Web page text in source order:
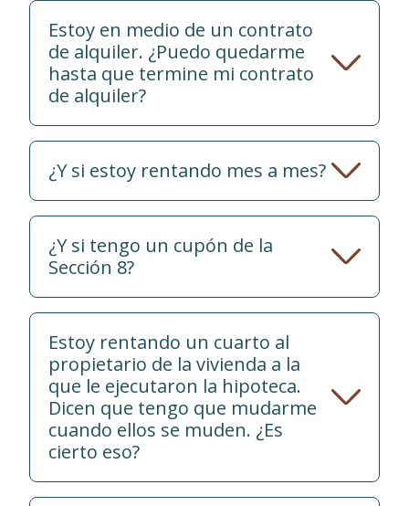
Estoy en medio de un contrato
de alquiler. ¿Puedo quedarme
hasta que termine mi contrato
de alquiler?
¿Y si estoy rentando mes a mes?
¿Y si tengo un cupón de la
Sección 8?
Estoy rentando un cuarto al
propietario de la vivienda a la
que le ejecutaron la hipoteca.
Dicen que tengo que mudarme
cuando ellos se muden. ¿Es
cierto eso?